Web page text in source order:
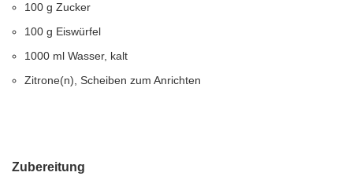
100 g Zucker
100 g Eiswürfel
1000 ml Wasser, kalt
Zitrone(n), Scheiben zum Anrichten
Zubereitung